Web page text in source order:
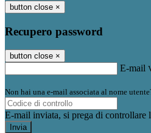
button close ×
Recupero password
button close ×
E-mail
Non hai una e-mail associata al nome
E-mail inviata, si prega di controllare